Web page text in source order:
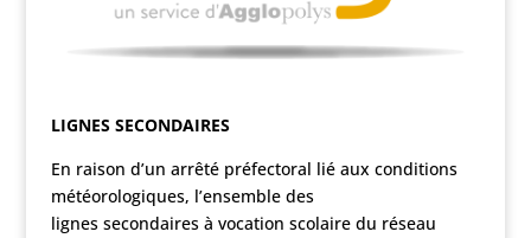
LIGNES SECONDAIRES
En raison d’un arrêté préfectoral lié aux conditions
météorologiques, l’ensemble des
lignes secondaires à vocation scolaire du réseau